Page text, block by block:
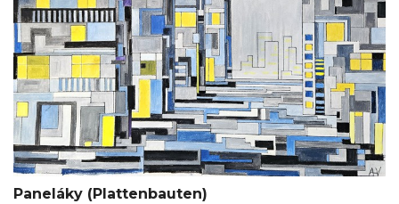
Paneláky (Plattenbauten)